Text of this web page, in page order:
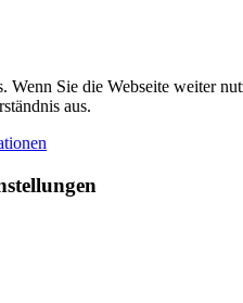
Wenn Sie die Webseite weiter
aus.